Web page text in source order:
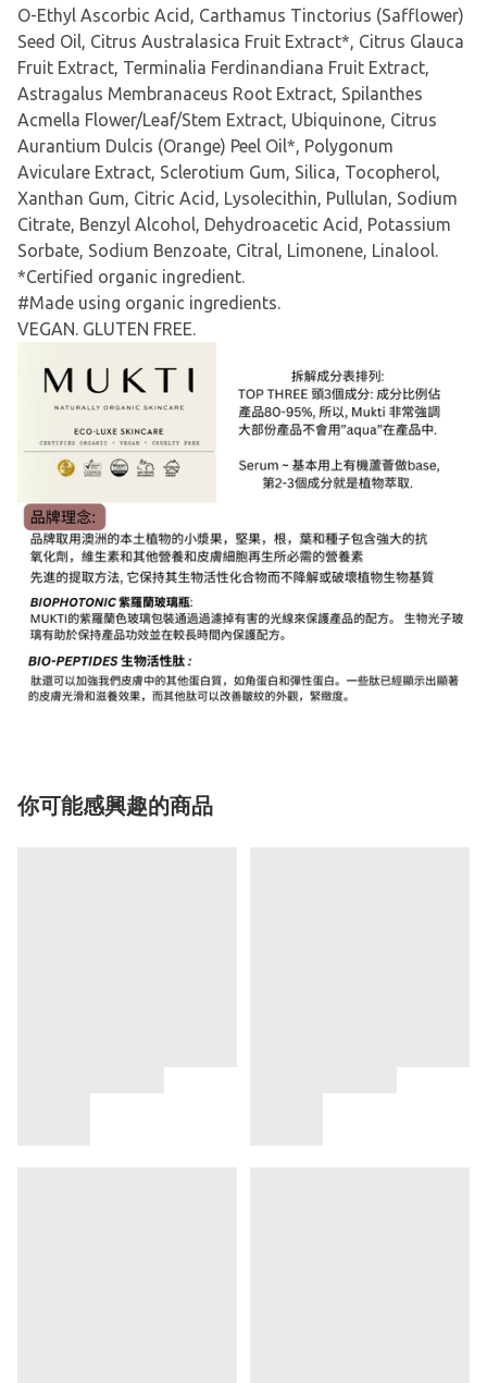
O-Ethyl Ascorbic Acid, Carthamus Tinctorius (Safflower)
Seed Oil, Citrus Australasica Fruit Extract*, Citrus Glauca
Fruit Extract, Terminalia Ferdinandiana Fruit Extract,
Astragalus Membranaceus Root Extract, Spilanthes
Acmella Flower/Leaf/Stem Extract, Ubiquinone, Citrus
Aurantium Dulcis (Orange) Peel Oil*, Polygonum
Aviculare Extract, Sclerotium Gum, Silica, Tocopherol,
Xanthan Gum, Citric Acid, Lysolecithin, Pullulan, Sodium
Citrate, Benzyl Alcohol, Dehydroacetic Acid, Potassium
Sorbate, Sodium Benzoate, Citral, Limonene, Linalool.
*Certified organic ingredient.
#Made using organic ingredients.
VEGAN. GLUTEN FREE.
你可能感興趣的商品